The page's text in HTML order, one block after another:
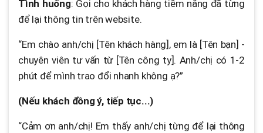
Tình huống: Gọi cho khách hàng tiềm năng đã từng
để lại thông tin trên website.
“Em chào anh/chị [Tên khách hàng], em là [Tên bạn] -
chuyên viên tư vấn từ [Tên công ty]. Anh/chị có 1-2
phút để mình trao đổi nhanh không ạ?”
(Nếu khách đồng ý, tiếp tục...)
“Cảm ơn anh/chị! Em thấy anh/chị từng để lại thông